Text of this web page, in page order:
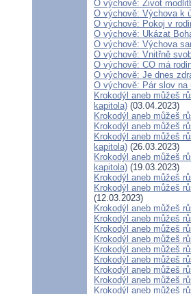
O výchově: Život
O výchově: Výchova k
O výchově: Pokoj v
O výchově: Ukázat
O výchově: Výchova
O výchově: Vnitřně
O výchově: CO má
O výchově: Je dnes
O výchově: Pár slov na
Krokodýl aneb můžeš
kapitola) (03.04.2023)
Krokodýl aneb můžeš
Krokodýl aneb můžeš
Krokodýl aneb můžeš
kapitola) (26.03.2023)
Krokodýl aneb můžeš
kapitola) (19.03.2023)
Krokodýl aneb můžeš
Krokodýl aneb můžeš
(12.03.2023)
Krokodýl aneb můžeš
Krokodýl aneb můžeš
Krokodýl aneb můžeš
Krokodýl aneb můžeš
Krokodýl aneb můžeš
Krokodýl aneb můžeš
Krokodýl aneb můžeš
Krokodýl aneb můžeš
Krokodýl aneb můžeš